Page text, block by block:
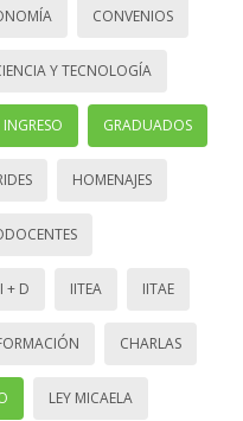
CONVENIOS
Y TECNOLOGÍA
INGRESO GRADUADOS
HOMENAJES
I + D IITEA IITAE
CHARLAS
LEY MICAELA